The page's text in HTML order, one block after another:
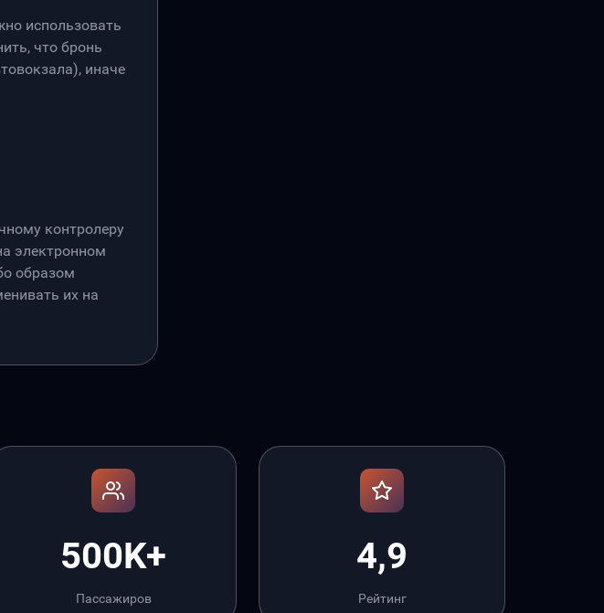
использовать
что бронь
иначе
контролеру
электронном
образом
их на
500K+
Пассажиров
4,9
Рейтинг